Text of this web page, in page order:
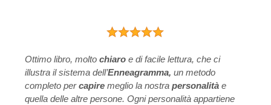
Ottimo libro, moltochiaro e di facile lettura, che ci
illustra il sistema dell’Enneagramma, un metodo
completo percapire meglio la nostrapersonalità e
quella delle altre persone. Ogni personalità appartiene